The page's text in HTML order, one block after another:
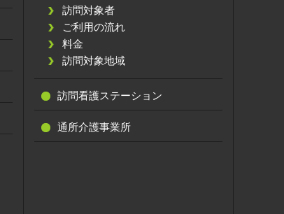
訪問対象者
ご利用の流れ
料金
訪問対象地域
訪問看護ステーション
通所介護事業所